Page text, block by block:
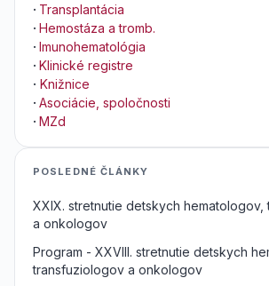
· Transplantácia
· Hemostáza a tromb.
· Imunohematológia
· Klinické registre
· Knižnice
· Asociácie, spoločnosti
· MZd
POSLEDNÉ ČLÁNKY
XXIX. stretnutie detskych
a onkologov
Program - XXVIII. stretnutie detskych
transfuziologov a onkologov